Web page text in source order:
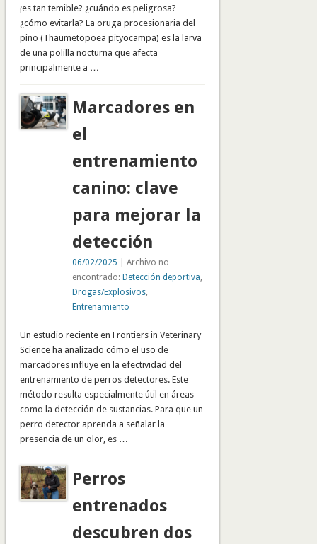
¡es tan temible? ¿cuándo es peligrosa?
¿cómo evitarla? La oruga procesionaria del
pino (Thaumetopoea pityocampa) es la larva
de una polilla nocturna que afecta
principalmente a …
Marcadores en
el
entrenamiento
canino: clave
para mejorar la
detección
06/02/2025 | Archivo no
encontrado: Detección deportiva
Drogas/Explosivos,
Entrenamiento
Un estudio reciente en Frontiers in Veterinary
Science ha analizado cómo el uso de
marcadores influye en la efectividad del
entrenamiento de perros detectores. Este
método resulta especialmente útil en áreas
como la detección de sustancias. Para que un
perro detector aprenda a señalar la
presencia de un olor, es …
Perros
entrenados
descubren dos